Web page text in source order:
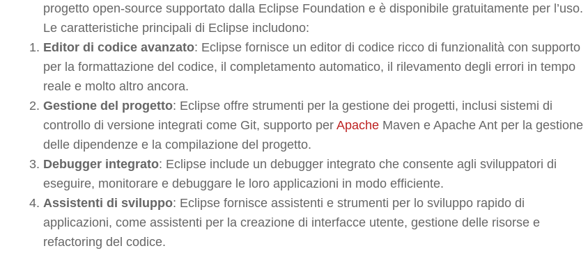
progetto open-source supportato dalla Eclipse Foundation e è disponibile gratuitamente per l’uso.
Le caratteristiche principali di Eclipse includono:
Editor di codice avanzato: Eclipse fornisce un editor di codice ricco di funzionalità con supporto
per la formattazione del codice, il completamento automatico, il rilevamento degli errori in tempo
reale e molto altro ancora.
Gestione del progetto: Eclipse offre strumenti per la gestione dei progetti, inclusi sistemi di
controllo di versione integrati come Git, supporto per Apache Maven e Apache Ant per la gestione
delle dipendenze e la compilazione del progetto.
Debugger integrato: Eclipse include un debugger integrato che consente agli sviluppatori di
eseguire, monitorare e debuggare le loro applicazioni in modo efficiente.
Assistenti di sviluppo: Eclipse fornisce assistenti e strumenti per lo sviluppo rapido di
applicazioni, come assistenti per la creazione di interfacce utente, gestione delle risorse e
refactoring del codice.